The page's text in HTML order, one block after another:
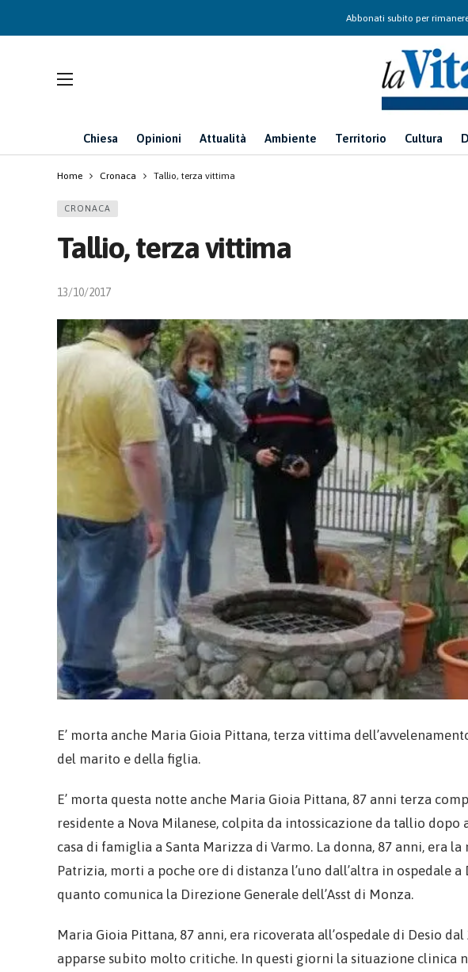
Abbonati subito per
Chiesa Opinioni Attualità Ambiente Territorio Cultura
Home Cronaca Tallio, terza vittima
CRONACA
Tallio, terza vittima
13/10/2017
E’ morta anche Maria Gioia Pittana, terza vittima
del marito e della figlia.
E’ morta questa notte anche Maria Gioia Pittana, 87 anni terza
residente a Nova Milanese, colpita da intossicazione da tallio
casa di famiglia a Santa Marizza di Varmo. La donna, 87 anni, era
Patrizia, morti a poche ore di distanza l’uno dall’altra in ospedale a
quanto comunica la Direzione Generale dell’Asst di Monza.
Maria Gioia Pittana, 87 anni, era ricoverata all’ospedale di Desio
apparse subito molto critiche. In questi giorni la situazione clinica